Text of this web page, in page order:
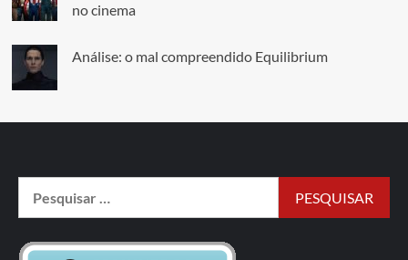
no cinema
Análise: o mal compreendido Equilibrium